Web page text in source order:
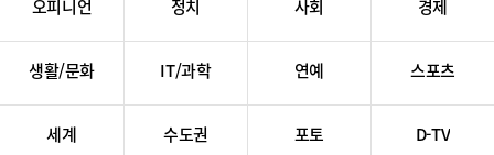
오피니언 정치 사회 경제
생활/문화 IT/과학 연예 스포츠
세계 수도권 포토 D-TV